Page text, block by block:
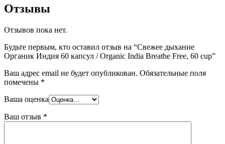
Отзывы
Отзывов пока нет.
Будьте первым, кто оставил отзыв на “Свежее дыхание
Органик Индия 60 капсул / Organic India Breathe Free, 60 cup”
Ваш адрес email не будет опубликован. Обязательные поля
помечены *
Ваша оценка
Ваш отзыв *